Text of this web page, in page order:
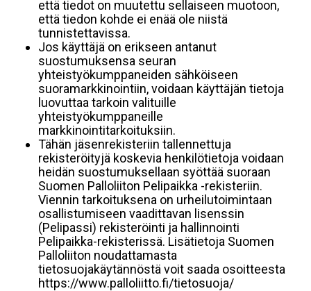
että tiedot on muutettu sellaiseen muotoon,
että tiedon kohde ei enää ole niistä
tunnistettavissa.
Jos käyttäjä on erikseen antanut
suostumuksensa seuran
yhteistyökumppaneiden sähköiseen
suoramarkkinointiin, voidaan käyttäjän tietoja
luovuttaa tarkoin valituille
yhteistyökumppaneille
markkinointitarkoituksiin.
Tähän jäsenrekisteriin tallennettuja
rekisteröityjä koskevia henkilötietoja voidaan
heidän suostumuksellaan syöttää suoraan
Suomen Palloliiton Pelipaikka -rekisteriin.
Viennin tarkoituksena on urheilutoimintaan
osallistumiseen vaadittavan lisenssin
(Pelipassi) rekisteröinti ja hallinnointi
Pelipaikka-rekisterissä. Lisätietoja Suomen
Palloliiton noudattamasta
tietosuojakäytännöstä voit saada osoitteesta
https://www.palloliitto.fi/tietosuoja/